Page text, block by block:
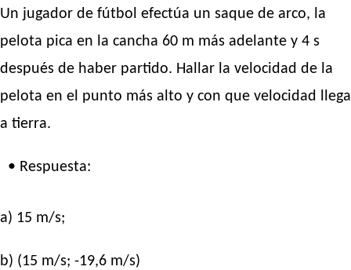
Un jugador de fútbol efectúa un saque de arco, la
pelota pica en la cancha 60 m más adelante y 4 s
después de haber partido. Hallar la velocidad de la
pelota en el punto más alto y con que velocidad llega
a tierra.
• Respuesta:
a) 15 m/s;
b) (15 m/s; -19,6 m/s)